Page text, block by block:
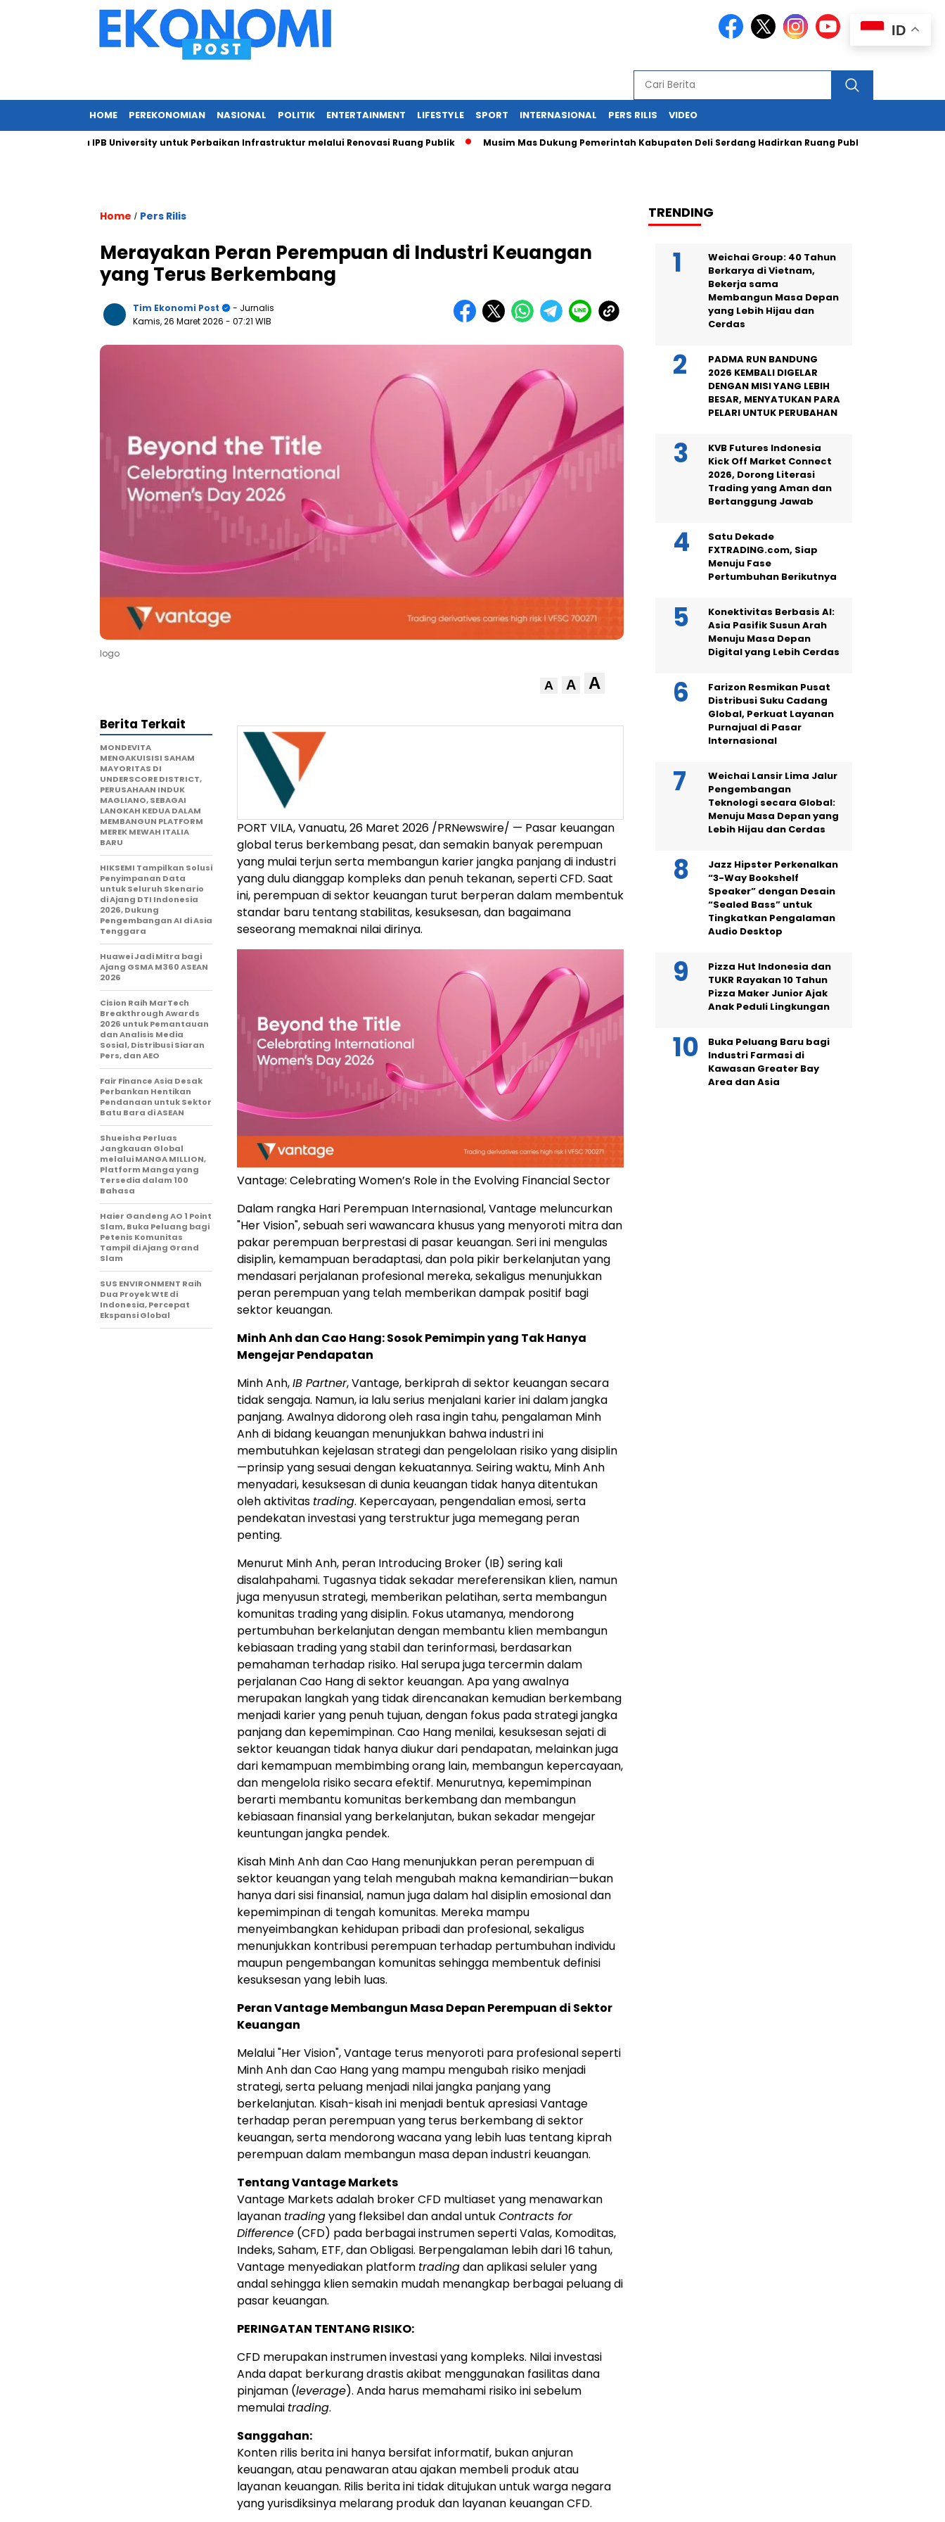
HOME PEREKONOMIAN NASIONAL POLITIK ENTERTAINMENT LIFESTYLE SPORT INTERNASIONAL PERS RILIS VIDEO
Kepada IPB University untuk Perbaikan Infrastruktur melalui Renovasi Ruang Publik Musim Mas Dukung Pemerintah Kabupaten Deli Serdang Hadirkan Ruang Publik Bersama melalui
Home / Pers Rilis
Merayakan Peran Perempuan di Industri Keuangan
yang Terus Berkembang
Tim Ekonomi Post
- Jurnalis
Kamis, 26 Maret 2026 - 07:21 WIB
logo
A A A
PORT VILA, Vanuatu, 26 Maret 2026 /PRNewswire/ — Pasar keuangan
global terus berkembang pesat, dan semakin banyak perempuan
yang mulai terjun serta membangun karier jangka panjang di industri
yang dulu dianggap kompleks dan penuh tekanan, seperti CFD. Saat
ini, perempuan di sektor keuangan turut berperan dalam membentuk
standar baru tentang stabilitas, kesuksesan, dan bagaimana
seseorang memaknai nilai dirinya.
Vantage: Celebrating Women’s Role in the Evolving Financial Sector
Dalam rangka Hari Perempuan Internasional, Vantage meluncurkan
"Her Vision", sebuah seri wawancara khusus yang menyoroti mitra dan
pakar perempuan berprestasi di pasar keuangan. Seri ini mengulas
disiplin, kemampuan beradaptasi, dan pola pikir berkelanjutan yang
mendasari perjalanan profesional mereka, sekaligus menunjukkan
peran perempuan yang telah memberikan dampak positif bagi
sektor keuangan.
Minh Anh dan Cao Hang: Sosok Pemimpin yang Tak Hanya
Mengejar Pendapatan
Minh Anh,IB Partner, Vantage, berkiprah di sektor keuangan secara
tidak sengaja. Namun, ia lalu serius menjalani karier ini dalam jangka
panjang. Awalnya didorong oleh rasa ingin tahu, pengalaman Minh
Anh di bidang keuangan menunjukkan bahwa industri ini
membutuhkan kejelasan strategi dan pengelolaan risiko yang disiplin
—prinsip yang sesuai dengan kekuatannya. Seiring waktu, Minh Anh
menyadari, kesuksesan di dunia keuangan tidak hanya ditentukan
oleh aktivitas trading. Kepercayaan, pengendalian emosi, serta
pendekatan investasi yang terstruktur juga memegang peran
penting.
Menurut Minh Anh, peran Introducing Broker (IB) sering kali
disalahpahami. Tugasnya tidak sekadar mereferensikan klien, namun
juga menyusun strategi, memberikan pelatihan, serta membangun
komunitas trading yang disiplin. Fokus utamanya, mendorong
pertumbuhan berkelanjutan dengan membantu klien membangun
kebiasaan trading yang stabil dan terinformasi, berdasarkan
pemahaman terhadap risiko. Hal serupa juga tercermin dalam
perjalanan Cao Hang di sektor keuangan. Apa yang awalnya
merupakan langkah yang tidak direncanakan kemudian berkembang
menjadi karier yang penuh tujuan, dengan fokus pada strategi jangka
panjang dan kepemimpinan. Cao Hang menilai, kesuksesan sejati di
sektor keuangan tidak hanya diukur dari pendapatan, melainkan juga
dari kemampuan membimbing orang lain, membangun kepercayaan,
dan mengelola risiko secara efektif. Menurutnya, kepemimpinan
berarti membantu komunitas berkembang dan membangun
kebiasaan finansial yang berkelanjutan, bukan sekadar mengejar
keuntungan jangka pendek.
Kisah Minh Anh dan Cao Hang menunjukkan peran perempuan di
sektor keuangan yang telah mengubah makna kemandirian—bukan
hanya dari sisi finansial, namun juga dalam hal disiplin emosional dan
kepemimpinan di tengah komunitas. Mereka mampu
menyeimbangkan kehidupan pribadi dan profesional, sekaligus
menunjukkan kontribusi perempuan terhadap pertumbuhan individu
maupun pengembangan komunitas sehingga membentuk definisi
kesuksesan yang lebih luas.
Peran Vantage Membangun Masa Depan Perempuan di Sektor
Keuangan
Melalui "Her Vision", Vantage terus menyoroti para profesional seperti
Minh Anh dan Cao Hang yang mampu mengubah risiko menjadi
strategi, serta peluang menjadi nilai jangka panjang yang
berkelanjutan. Kisah-kisah ini menjadi bentuk apresiasi Vantage
terhadap peran perempuan yang terus berkembang di sektor
keuangan, serta mendorong wacana yang lebih luas tentang kiprah
perempuan dalam membangun masa depan industri keuangan.
Tentang Vantage Markets
Vantage Markets adalah broker CFD multiaset yang menawarkan
layanan tradingyang fleksibel dan andal untukContracts for
Difference (CFD) pada berbagai instrumen seperti Valas, Komoditas,
Indeks, Saham, ETF, dan Obligasi. Berpengalaman lebih dari 16 tahun,
Vantage menyediakan platform tradingdan aplikasi seluler yang
andal sehingga klien semakin mudah menangkap berbagai peluang di
pasar keuangan.
PERINGATAN TENTANG RISIKO:
CFD merupakan instrumen investasi yang kompleks. Nilai investasi
Anda dapat berkurang drastis akibat menggunakan fasilitas dana
pinjaman (leverage). Anda harus memahami risiko ini sebelum
memulai trading.
Sanggahan:
Konten rilis berita ini hanya bersifat informatif, bukan anjuran
keuangan, atau penawaran atau ajakan membeli produk atau
layanan keuangan. Rilis berita ini tidak ditujukan untuk warga negara
yang yurisdiksinya melarang produk dan layanan keuangan CFD.
Berita Terkait
MONDEVITA
MENGAKUISISI SAHAM
MAYORITAS DI
UNDERSCORE DISTRICT,
PERUSAHAAN INDUK
MAGLIANO, SEBAGAI
LANGKAH KEDUA DALAM
MEMBANGUN PLATFORM
MEREK MEWAH ITALIA
BARU
HIKSEMI Tampilkan Solusi
Penyimpanan Data
untuk Seluruh Skenario
di Ajang DTI Indonesia
2026, Dukung
Pengembangan AI di Asia
Tenggara
Huawei Jadi Mitra bagi
Ajang GSMA M360 ASEAN
2026
Cision Raih MarTech
Breakthrough Awards
2026 untuk Pemantauan
dan Analisis Media
Sosial, Distribusi Siaran
Pers, dan AEO
Fair Finance Asia Desak
Perbankan Hentikan
Pendanaan untuk Sektor
Batu Bara di ASEAN
Shueisha Perluas
Jangkauan Global
melalui MANGA MILLION,
Platform Manga yang
Tersedia dalam 100
Bahasa
Haier Gandeng AO 1 Point
Slam, Buka Peluang bagi
Petenis Komunitas
Tampil di Ajang Grand
Slam
SUS ENVIRONMENT Raih
Dua Proyek WtE di
Indonesia, Percepat
Ekspansi Global
TRENDING
Weichai Group: 40 Tahun
Berkarya di Vietnam,
Bekerja sama
Membangun Masa Depan
yang Lebih Hijau dan
Cerdas
PADMA RUN BANDUNG
2026 KEMBALI DIGELAR
DENGAN MISI YANG LEBIH
BESAR, MENYATUKAN PARA
PELARI UNTUK PERUBAHAN
KVB Futures Indonesia
Kick Off Market Connect
2026, Dorong Literasi
Trading yang Aman dan
Bertanggung Jawab
Satu Dekade
FXTRADING.com, Siap
Menuju Fase
Pertumbuhan Berikutnya
Konektivitas Berbasis AI:
Asia Pasifik Susun Arah
Menuju Masa Depan
Digital yang Lebih Cerdas
Farizon Resmikan Pusat
Distribusi Suku Cadang
Global, Perkuat Layanan
Purnajual di Pasar
Internasional
Weichai Lansir Lima Jalur
Pengembangan
Teknologi secara Global:
Menuju Masa Depan yang
Lebih Hijau dan Cerdas
Jazz Hipster Perkenalkan
“3-Way Bookshelf
Speaker” dengan Desain
“Sealed Bass” untuk
Tingkatkan Pengalaman
Audio Desktop
Pizza Hut Indonesia dan
TUKR Rayakan 10 Tahun
Pizza Maker Junior Ajak
Anak Peduli Lingkungan
Buka Peluang Baru bagi
Industri Farmasi di
Kawasan Greater Bay
Area dan Asia
ID